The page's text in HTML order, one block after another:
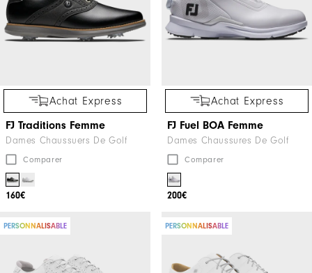
Achat Express
FJ Traditions Femme
Dames Chaussuers De Golf
Comparer
160€
Achat Express
FJ Fuel BOA Femme
Dames Chaussures De Golf
Comparer
200€
PERSONNALISABLE PERSONNALISABLE